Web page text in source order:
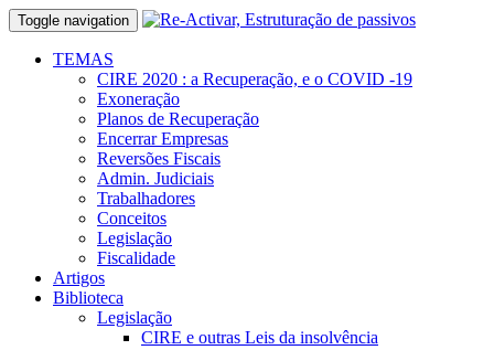
Toggle navigation
TEMAS
CIRE 2020 : a Recuperação, e o COVID -19
Exoneração
Planos de Recuperação
Encerrar Empresas
Reversões Fiscais
Admin. Judiciais
Trabalhadores
Conceitos
Legislação
Fiscalidade
Artigos
Biblioteca
Legislação
CIRE e outras Leis da insolvência